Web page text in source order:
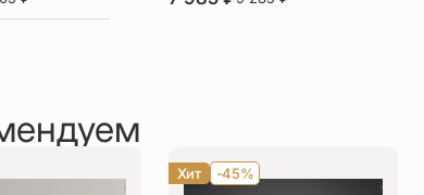
Хит -45%